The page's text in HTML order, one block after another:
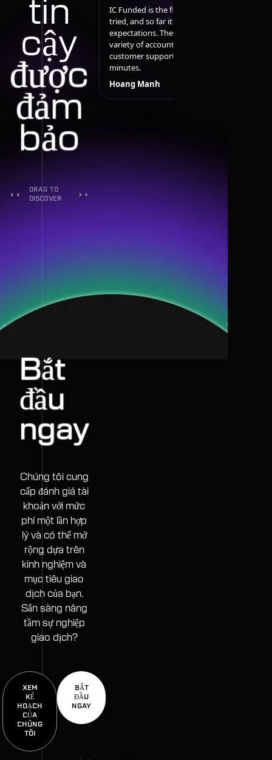
tin
cậy
được
đảm
bảo
DRAG TO
DISCOVER
IC Funded is the first funding firm I’ve
tried, and so far it has met my
expectations. They offer a wide
variety of account options and their
customer support replied within
minutes.
Hoang Manh
Bắt
đầu
ngay
Chúng tôi cung
cấp đánh giá tài
khoản với mức
phí một lần hợp
lý và có thể mở
rộng dựa trên
kinh nghiệm và
mục tiêu giao
dịch của bạn.
Sẵn sàng nâng
tầm sự nghiệp
giao dịch?
XEM
KẾ
HOẠCH
CỦA
CHÚNG
TÔI
BẮT
ĐẦU
NGAY